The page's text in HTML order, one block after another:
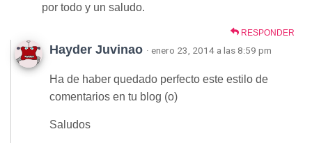
por todo y un saludo.
RESPONDER
Hayder Juvinao · enero 23, 2014 a las 8:59 pm
Ha de haber quedado perfecto este estilo de
comentarios en tu blog (o)
Saludos